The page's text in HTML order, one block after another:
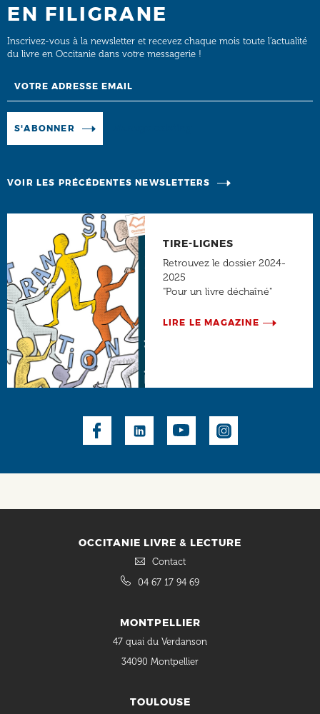
EN FILIGRANE
Inscrivez-vous à la newsletter et recevez chaque mois toute l’actualité
du livre en Occitanie dans votre messagerie !
S'ABONNER
VOIR LES PRÉCÉDENTES NEWSLETTERS
TIRE-LIGNES
Retrouvez le dossier 2024-
2025
"Pour un livre déchaîné"
LIRE LE MAGAZINE
OCCITANIE LIVRE & LECTURE
Contact
04 67 17 94 69
MONTPELLIER
47 quai du Verdanson
34090 Montpellier
TOULOUSE